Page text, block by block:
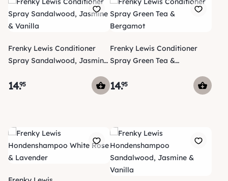
Frenky Lewis Conditioner
Spray Sandalwood, Jasmine
14.95
Frenky Lewis Conditioner
Spray Green Tea &
14.95